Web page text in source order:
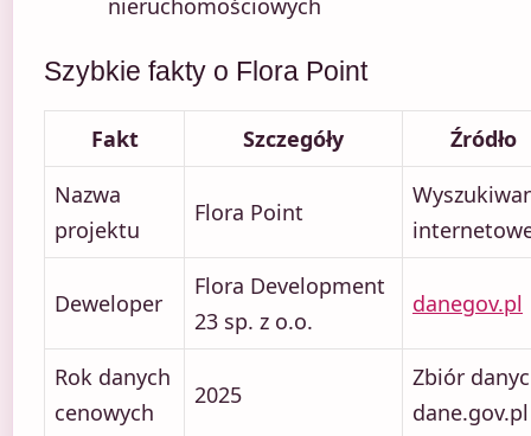
nieruchomościowych
Szybkie fakty o Flora Point
Fakt Szczegóły
Źródło
Nazwa
projektu
Flora Point
Deweloper
Flora Development
23 sp. z o.o.
danegov.pl
Rok danych
cenowych
2025
Zbiór
dane.gov.pl